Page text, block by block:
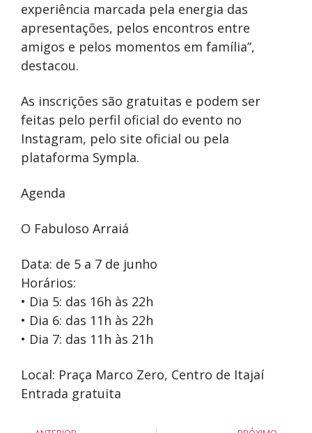
experiência marcada pela energia das
apresentações, pelos encontros entre
amigos e pelos momentos em família”,
destacou.
As inscrições são gratuitas e podem ser
feitas pelo perfil oficial do evento no
Instagram, pelo site oficial ou pela
plataforma Sympla.
Agenda
O Fabuloso Arraiá
Data: de 5 a 7 de junho
Horários:
• Dia 5: das 16h às 22h
• Dia 6: das 11h às 22h
• Dia 7: das 11h às 21h
Local: Praça Marco Zero, Centro de Itajaí
Entrada gratuita